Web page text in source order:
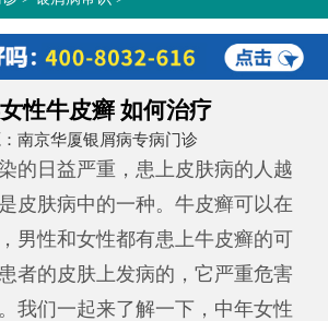
性牛皮癣 如何治疗
南京华厦银屑病专病门诊
的日益严重，患上皮肤病的人越
皮肤病中的一种。牛皮癣可以在
男性和女性都有患上牛皮癣的可
者的皮肤上发病的，它严重危害
我们一起来了解一下，中年女性